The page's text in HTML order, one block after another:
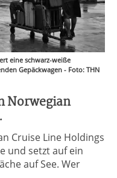
eine schwarz-weiße
Gepäckwagen - Foto: THN
Norwegian
Cruise Line Holdings
und setzt auf ein
auf See. Wer